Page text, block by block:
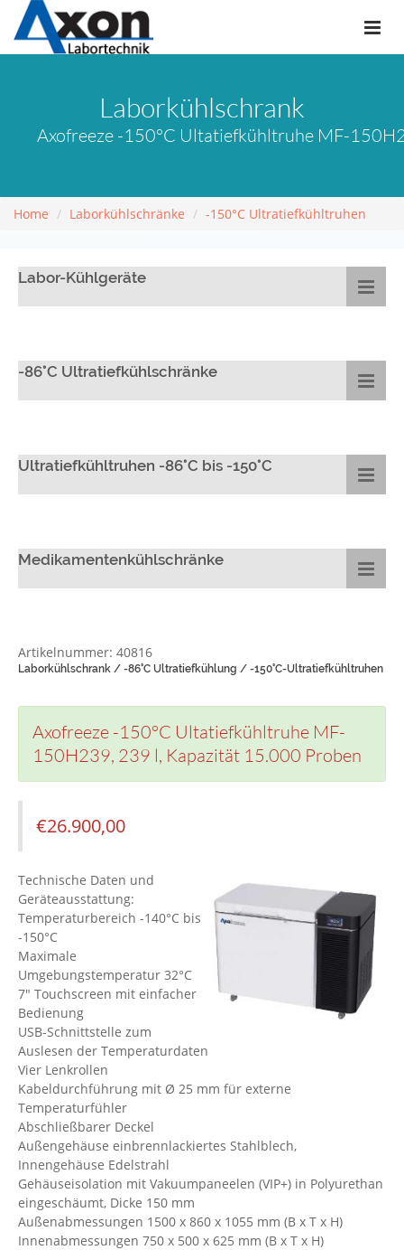
Laborkühlschrank
Axofreeze -150°C Ultatiefkühltruhe MF-
Home Laborkühlschränke -150°C Ultratiefkühltruhen
Labor-Kühlgeräte
-86°C Ultratiefkühlschränke
Ultratiefkühltruhen -86°C bis -150°C
Medikamentenkühlschränke
Artikelnummer: 40816
Laborkühlschrank / -86°C Ultratiefkühlung / -150°C-Ultratiefkühltruhen
Axofreeze -150°C Ultatiefkühltruhe MF-
150H239, 239 l, Kapazität 15.000 Proben
€26.900,00
Technische Daten und
Geräteausstattung:
Temperaturbereich -140°C bis
-150°C
Maximale
Umgebungstemperatur 32°C
7" Touchscreen mit einfacher
Bedienung
USB-Schnittstelle zum
Auslesen der Temperaturdaten
Vier Lenkrollen
Kabeldurchführung mit Ø 25 mm für externe
Temperaturfühler
Abschließbarer Deckel
Außengehäuse einbrennlackiertes Stahlblech,
Innengehäuse Edelstrahl
Gehäuseisolation mit Vakuumpaneelen (VIP+) in Polyurethan
eingeschäumt, Dicke 150 mm
Außenabmessungen 1500 x 860 x 1055 mm (B x T x H)
Innenabmessungen 750 x 500 x 625 mm (B x T x H)